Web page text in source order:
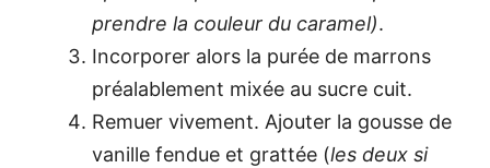
prendre la couleur du caramel).
Incorporer alors la purée de marrons
préalablement mixée au sucre cuit.
Remuer vivement. Ajouter la gousse de
vanille fendue et grattée (les deux si